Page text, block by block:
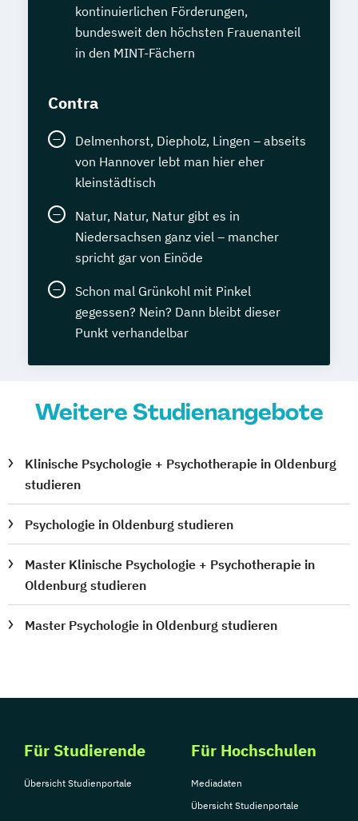
kontinuierlichen Förderungen,
bundesweit den höchsten Frauenanteil
in den MINT-Fächern
Contra
Delmenhorst, Diepholz, Lingen – abseits
von Hannover lebt man hier eher
kleinstädtisch
Natur, Natur, Natur gibt es in
Niedersachsen ganz viel – mancher
spricht gar von Einöde
Schon mal Grünkohl mit Pinkel
gegessen? Nein? Dann bleibt dieser
Punkt verhandelbar
Weitere Studienangebote
Klinische Psychologie + Psychotherapie in Oldenburg
studieren
Psychologie in Oldenburg studieren
Master Klinische Psychologie + Psychotherapie in
Oldenburg studieren
Master Psychologie in Oldenburg studieren
Für Studierende
Übersicht Studienportale
Für Hochschulen
Mediadaten
Übersicht Studienportale